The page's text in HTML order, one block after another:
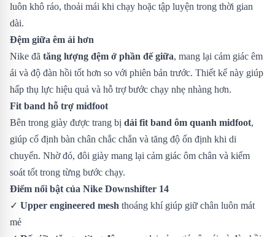
luôn khô ráo, thoải mái khi chạy hoặc tập luyện trong thời gian
dài.
Đệm giữa êm ái hơn
Nike đã tăng lượng đệm ở phần đế giữa, mang lại cảm giác êm
ái và độ đàn hồi tốt hơn so với phiên bản trước. Thiết kế này giúp
hấp thụ lực hiệu quả và hỗ trợ bước chạy nhẹ nhàng hơn.
Fit band hỗ trợ midfoot
Bên trong giày được trang bị dải fit band ôm quanh midfoot,
giúp cố định bàn chân chắc chắn và tăng độ ổn định khi di
chuyển. Nhờ đó, đôi giày mang lại cảm giác ôm chân và kiểm
soát tốt trong từng bước chạy.
Điểm nổi bật của Nike Downshifter 14
✓ Upper engineered mesh thoáng khí giúp giữ chân luôn mát
mẻ